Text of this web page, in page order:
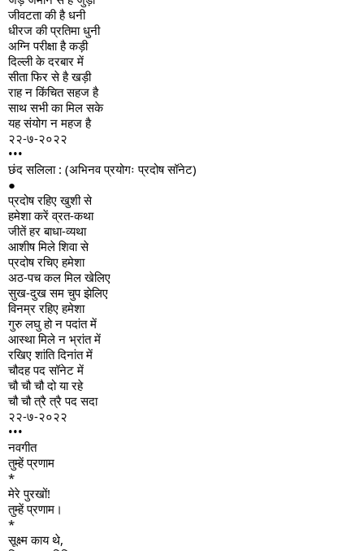
जीवटता की है धनी
धीरज की प्रतिमा धुनी
अग्नि परीक्षा है कड़ी
दिल्ली के दरबार में
सीता फिर से है खड़ी
राह न किंचित सहज है
साथ सभी का मिल सके
यह संयोग न महज है
२२-७-२०२२
•••
छंद सलिला : (अभिनव प्रयोगः प्रदोष सॉनेट)
●
प्रदोष रहिए खुशी से
हमेशा करें व्रत-कथा
जीतें हर बाधा-व्यथा
आशीष मिले शिवा से
प्रदोष रचिए हमेशा
अठ-पच कल मिल खेलिए
सुख-दुख सम चुप झेलिए
विनम्र रहिए हमेशा
गुरु लघु हो न पदांत में
आस्था मिले न भ्रांत में
रखिए शांति दिनांत में
चौदह पद सॉनेट में
चौ चौ चौ दो या रहे
चौ चौ त्रै त्रै पद सदा
२२-७-२०२२
•••
नवगीत
तुम्हें प्रणाम
*
मेरे पुरखों!
तुम्हें प्रणाम।
*
सूक्ष्म काय थे,